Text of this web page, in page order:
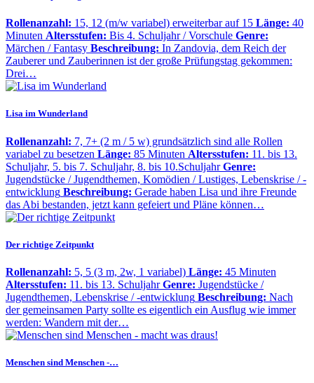
Rollenanzahl: 15, 12 (m/w variabel) erweiterbar auf 15 Länge: 40
Minuten Altersstufen: Bis 4. Schuljahr / Vorschule Genre:
Märchen / Fantasy Beschreibung: In Zandovia, dem Reich der
Zauberer und Zauberinnen ist der große Prüfungstag gekommen:
Drei…
Lisa im Wunderland
Rollenanzahl: 7, 7+ (2 m / 5 w) grundsätzlich sind alle Rollen
variabel zu besetzen Länge: 85 Minuten Altersstufen: 11. bis 13.
Schuljahr, 5. bis 7. Schuljahr, 8. bis 10.Schuljahr Genre:
Jugendstücke / Jugendthemen, Komödien / Lustiges, Lebenskrise / -
entwicklung Beschreibung: Gerade haben Lisa und ihre Freunde
das Abi bestanden, jetzt kann gefeiert und Pläne können…
Der richtige Zeitpunkt
Rollenanzahl: 5, 5 (3 m, 2w, 1 variabel) Länge: 45 Minuten
Altersstufen: 11. bis 13. Schuljahr Genre: Jugendstücke /
Jugendthemen, Lebenskrise / -entwicklung Beschreibung: Nach
der gemeinsamen Party sollte es eigentlich ein Ausflug wie immer
werden: Wandern mit der…
Menschen sind Menschen -…